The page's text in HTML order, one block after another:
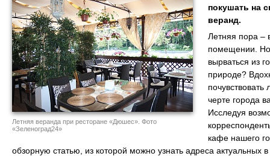
Летняя веранда при ресторане «Дюшес». Фото
«Зеленоград24»
покушать на
веранд.
Летняя пора –
помещении. Но
вырваться из
природе?
почувствовать
черте города
Исследуя
кафе нашего
обзорную статью, из которой можно узнать адреса актуальных